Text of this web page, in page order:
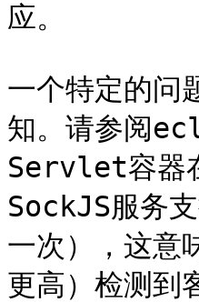
应。
一个特定的
知。请参阅
Servlet容器
SockJS服务
一次），这意
更高）检测到